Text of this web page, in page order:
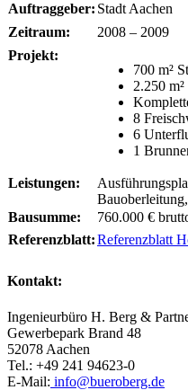
Auftraggeber: Stadt Aachen
Zeitraum:
2008 – 2009
Projekt:
700 m²
2.250
8
6
1
Leistungen:
Bausumme:
760.000 €
Referenzblatt:Referenzblatt
Kontakt:
Ingenieurbüro H. Berg &
Gewerbepark Brand 48
52078 Aachen
Tel.: +49 241 94623-0
E-Mail: info@bueroberg.de